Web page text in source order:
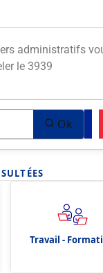
administratifs
le 3939
Ok
Travail -